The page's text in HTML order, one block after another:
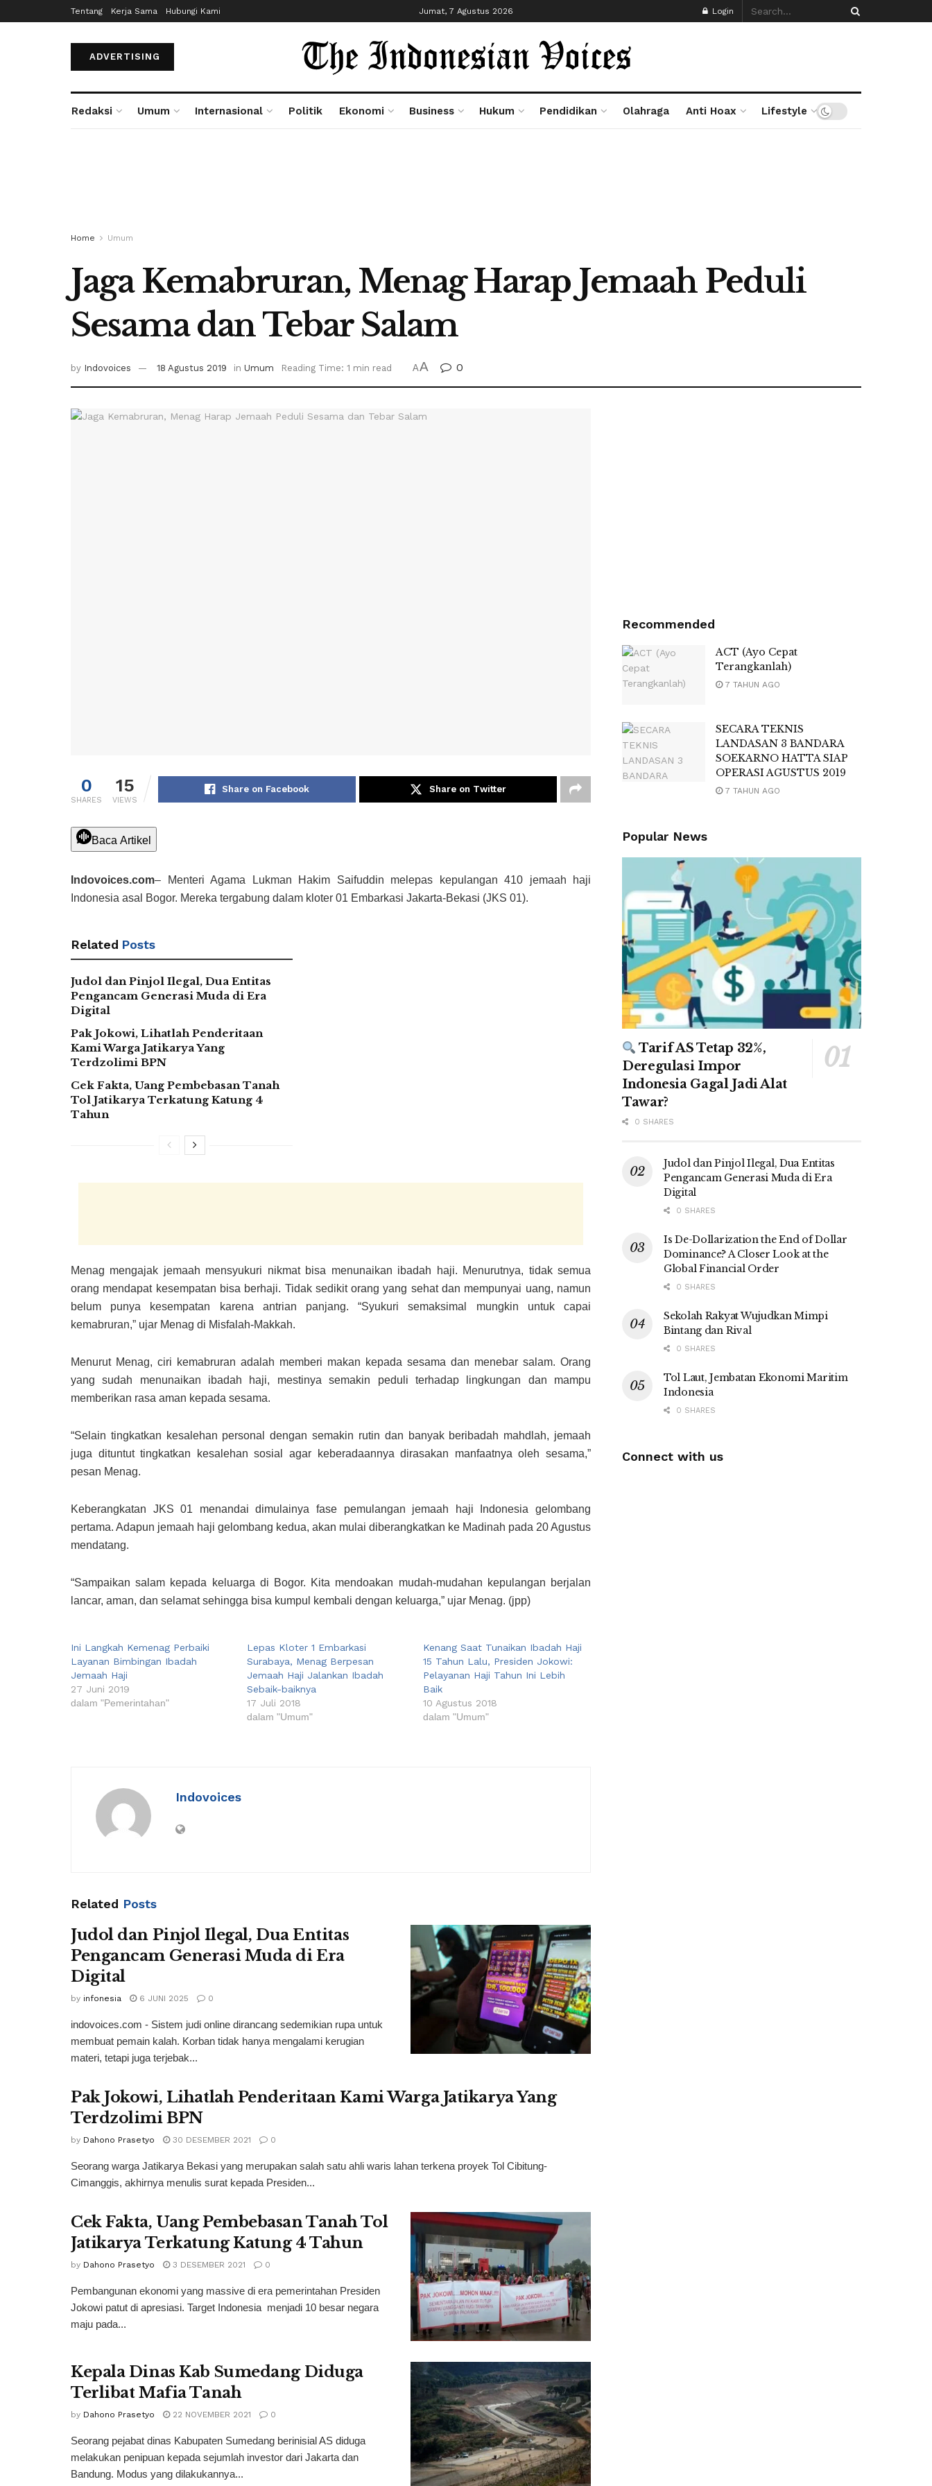
Tentang Kerja Sama Hubungi Kami Jumat, 7 Agustus 2026 Login
ADVERTISING
Redaksi Umum Internasional Politik Ekonomi Business Hukum Pendidikan Olahraga Anti Hoax Lifestyle
Home Umum
Jaga Kemabruran, Menag Harap Jemaah Peduli
Sesama dan Tebar Salam
by Indovoices 18 Agustus 2019 in Umum Reading Time: 1 min read AA 0
0
SHARES
15
VIEWS
Share on Facebook Share on Twitter
Baca Artikel
Indovoices.com– Menteri Agama Lukman Hakim Saifuddin melepas kepulangan 410 jemaah haji
Indonesia asal Bogor. Mereka tergabung dalam kloter 01 Embarkasi Jakarta-Bekasi (JKS 01).
Related Posts
Judol dan Pinjol Ilegal, Dua Entitas
Pengancam Generasi Muda di Era
Digital
Pak Jokowi, Lihatlah Penderitaan
Kami Warga Jatikarya Yang
Terdzolimi BPN
Cek Fakta, Uang Pembebasan Tanah
Tol Jatikarya Terkatung Katung 4
Tahun
Menag mengajak jemaah mensyukuri nikmat bisa menunaikan ibadah haji. Menurutnya, tidak semua
orang mendapat kesempatan bisa berhaji. Tidak sedikit orang yang sehat dan mempunyai uang, namun
belum punya kesempatan karena antrian panjang. “Syukuri semaksimal mungkin untuk capai
kemabruran,” ujar Menag di Misfalah-Makkah.
Menurut Menag, ciri kemabruran adalah memberi makan kepada sesama dan menebar salam. Orang
yang sudah menunaikan ibadah haji, mestinya semakin peduli terhadap lingkungan dan mampu
memberikan rasa aman kepada sesama.
“Selain tingkatkan kesalehan personal dengan semakin rutin dan banyak beribadah mahdlah, jemaah
juga dituntut tingkatkan kesalehan sosial agar keberadaannya dirasakan manfaatnya oleh sesama,”
pesan Menag.
Keberangkatan JKS 01 menandai dimulainya fase pemulangan jemaah haji Indonesia gelombang
pertama. Adapun jemaah haji gelombang kedua, akan mulai diberangkatkan ke Madinah pada 20 Agustus
mendatang.
“Sampaikan salam kepada keluarga di Bogor. Kita mendoakan mudah-mudahan kepulangan berjalan
lancar, aman, dan selamat sehingga bisa kumpul kembali dengan keluarga,” ujar Menag. (jpp)
Ini Langkah Kemenag Perbaiki
Layanan Bimbingan Ibadah
Jemaah Haji
27 Juni 2019
dalam "Pemerintahan"
Lepas Kloter 1 Embarkasi
Surabaya, Menag Berpesan
Jemaah Haji Jalankan Ibadah
Sebaik-baiknya
17 Juli 2018
dalam "Umum"
Kenang Saat Tunaikan Ibadah Haji
15 Tahun Lalu, Presiden Jokowi:
Pelayanan Haji Tahun Ini Lebih
Baik
10 Agustus 2018
dalam "Umum"
Indovoices
Related Posts
Judol dan Pinjol Ilegal, Dua Entitas
Pengancam Generasi Muda di Era
Digital
by infonesia 6 JUNI 2025 0
indovoices.com - Sistem judi online dirancang sedemikian rupa untuk
membuat pemain kalah. Korban tidak hanya mengalami kerugian
materi, tetapi juga terjebak...
Pak Jokowi, Lihatlah Penderitaan Kami Warga Jatikarya Yang
Terdzolimi BPN
by Dahono Prasetyo 30 DESEMBER 2021 0
Seorang warga Jatikarya Bekasi yang merupakan salah satu ahli waris lahan terkena proyek Tol Cibitung-
Cimanggis, akhirnya menulis surat kepada Presiden...
Cek Fakta, Uang Pembebasan Tanah Tol
Jatikarya Terkatung Katung 4 Tahun
by Dahono Prasetyo 3 DESEMBER 2021 0
Pembangunan ekonomi yang massive di era pemerintahan Presiden
Jokowi patut di apresiasi. Target Indonesia menjadi 10 besar negara
maju pada...
Kepala Dinas Kab Sumedang Diduga
Terlibat Mafia Tanah
by Dahono Prasetyo 22 NOVEMBER 2021 0
Seorang pejabat dinas Kabupaten Sumedang berinisial AS diduga
melakukan penipuan kepada sejumlah investor dari Jakarta dan
Bandung. Modus yang dilakukannya...
Recommended
ACT (Ayo Cepat
Terangkanlah)
7 TAHUN AGO
SECARA TEKNIS
LANDASAN 3 BANDARA
SOEKARNO HATTA SIAP
OPERASI AGUSTUS 2019
7 TAHUN AGO
Popular News
Tarif AS Tetap 32%,
Deregulasi Impor
Indonesia Gagal Jadi Alat
Tawar?
0 SHARES
Judol dan Pinjol Ilegal, Dua Entitas
Pengancam Generasi Muda di Era
Digital
0 SHARES
Is De-Dollarization the End of Dollar
Dominance? A Closer Look at the
Global Financial Order
0 SHARES
Sekolah Rakyat Wujudkan Mimpi
Bintang dan Rival
0 SHARES
Tol Laut, Jembatan Ekonomi Maritim
Indonesia
0 SHARES
Connect with us